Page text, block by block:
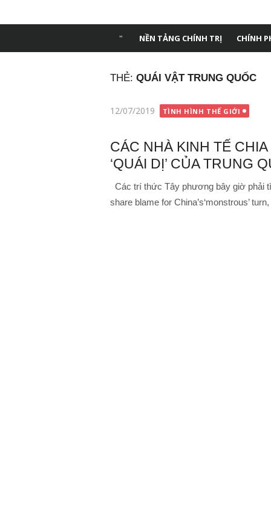
tới
dung
Tạp chí Dân trí
NỀN TẢNG CHÍNH TRỊ CHÍNH
THẺ: QUÁI VẬT TRUNG QUỐC
Đăng
12/07/2019 TÌNH HÌNH THẾ GIỚI
CÁC NHÀ KINH TẾ
‘QUÁI DỊ’ CỦA TRUNG
Các trí thức Tây phương bây giờ phải
share blame for China’s‘monstrous’